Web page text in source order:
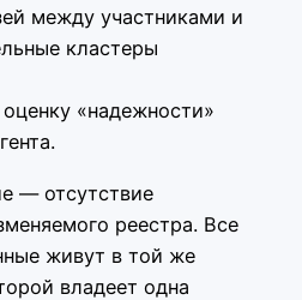
между участниками и
кластеры
«надежности»
— отсутствие
реестра. Все
живут в той же
владеет одна